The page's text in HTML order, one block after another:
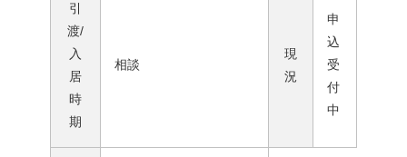
引
渡/
入
居
時
期
相談
現
況
申
込
受
付
中